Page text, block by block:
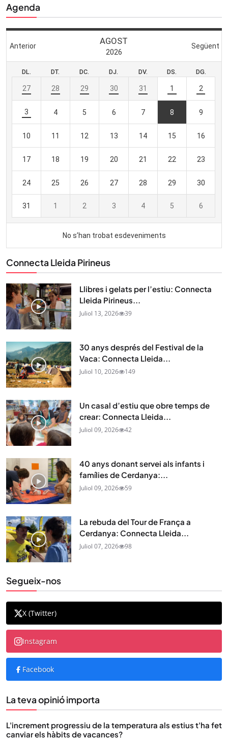
Agenda
Connecta Lleida Pirineus
Llibres i gelats per l’estiu: Connecta
Lleida Pirineus...
Juliol 13, 2026 39
30 anys després del Festival de la
Vaca: Connecta Lleida...
Juliol 10, 2026 149
Un casal d’estiu que obre temps de
crear: Connecta Lleida...
Juliol 09, 2026 42
40 anys donant servei als infants i
famílies de Cerdanya:...
Juliol 09, 2026 59
La rebuda del Tour de França a
Cerdanya: Connecta Lleida...
Juliol 07, 2026 98
Segueix-nos
X (Twitter)
Instagram
Facebook
La teva opinió importa
L'increment progressiu de la temperatura als estius t'ha fet
canviar els hàbits de vacances?